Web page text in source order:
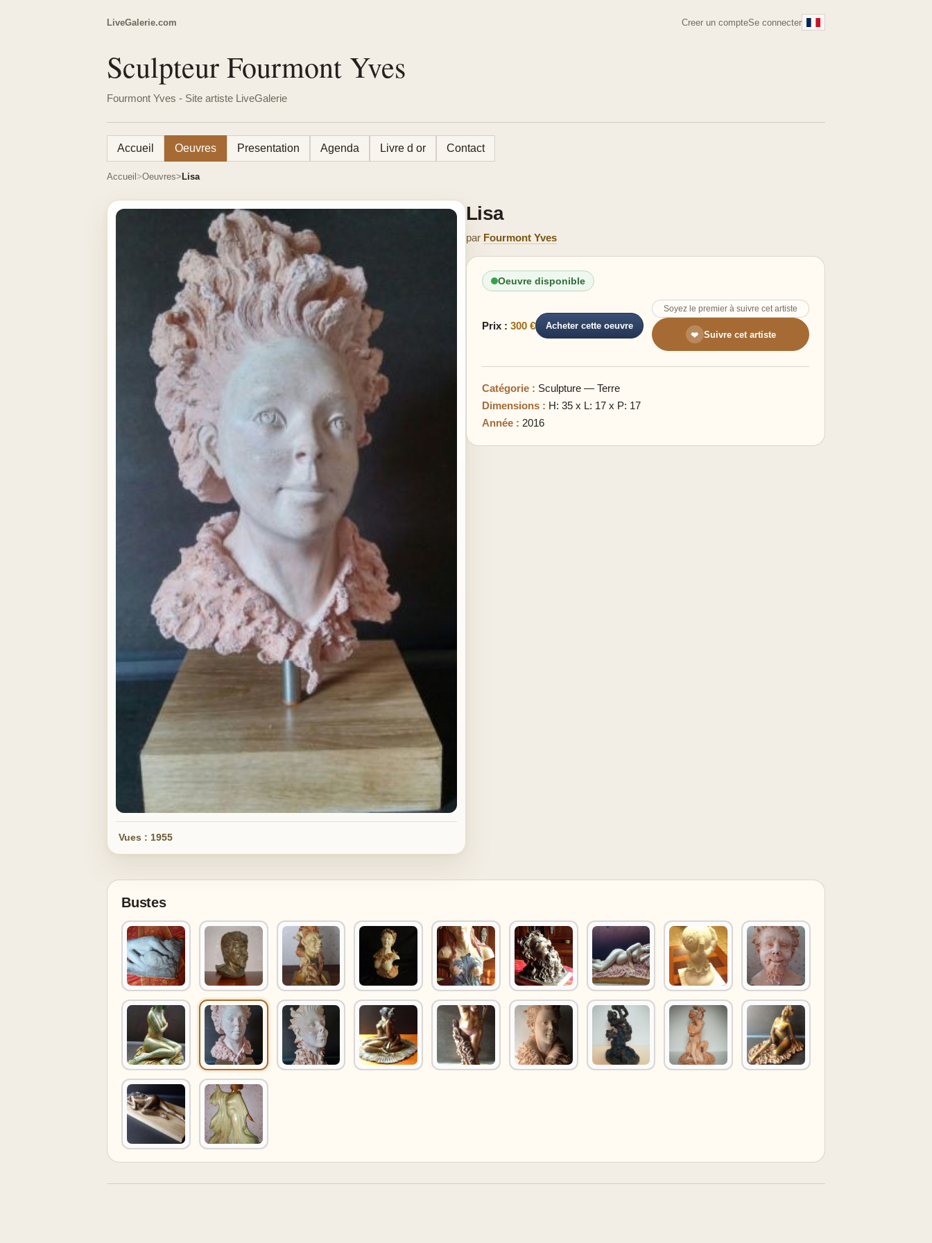
LiveGalerie.com Creer un compteSe connecter
Sculpteur Fourmont Yves
Fourmont Yves - Site artiste LiveGalerie
Accueil Oeuvres Presentation Agenda Livre d or Contact
Accueil Oeuvres Lisa
Vues : 1955
Lisa
par Fourmont Yves
Oeuvre disponible
Prix : 300 € Acheter cette oeuvre
Soyez le premier à suivre cet artiste
❤ Suivre cet artiste
Catégorie : Sculpture — Terre
Dimensions : H: 35 x L: 17 x P: 17
Année : 2016
Bustes